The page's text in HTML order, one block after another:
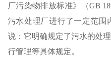
厂污染物排放标准》（GB
污水处理厂进行了一定范围
说：它明确规定了污水的处
行管理等具体规定。